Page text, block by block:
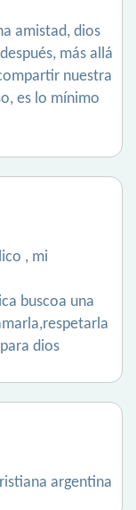
amistad, dios
más allá
nuestra
es lo mínimo
, mi
buscoa una
dios
argentina